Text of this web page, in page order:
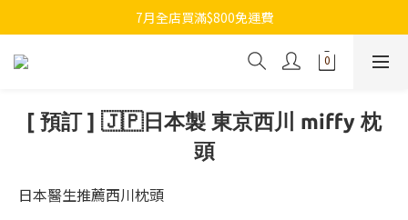
7月全店買滿$800免運費
7月全店買滿$800免運費
歡迎whatsapp查詢各類型日本代購
[ 預訂 ] 🇯🇵日本製 東京西川 miffy 枕
頭
日本醫生推薦西川枕頭